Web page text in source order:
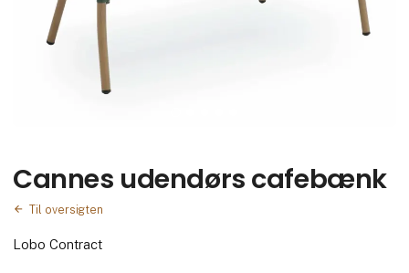
Cannes udendørs cafebænk
Til oversigten
Lobo Contract